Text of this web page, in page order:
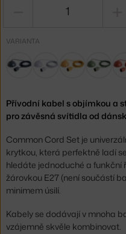
VARIANTA
Přívodní kabel s objímkou a
pro závěsná svítidla od
Common Cord Set je
krytkou, která perfektně ladí
hledáte jednoduché a funkční
žárovkou E27 (není součástí
minimem úsilí.
Kabely se dodávají v mnoha
vzájemně skvěle kombinovat.